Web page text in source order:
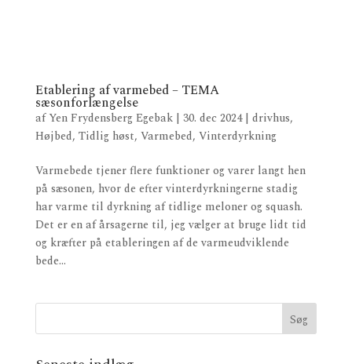
Etablering af varmebed – TEMA
sæsonforlængelse
afYen Frydensberg Egebak| 30. dec 2024| drivhus,
Højbed, Tidlig høst, Varmebed, Vinterdyrkning
Varmebede tjener flere funktioner og varer langt hen
på sæsonen, hvor de efter vinterdyrkningerne stadig
har varme til dyrkning af tidlige meloner og squash.
Det er en af årsagerne til, jeg vælger at bruge lidt tid
og kræfter på etableringen af de varmeudviklende
bede...